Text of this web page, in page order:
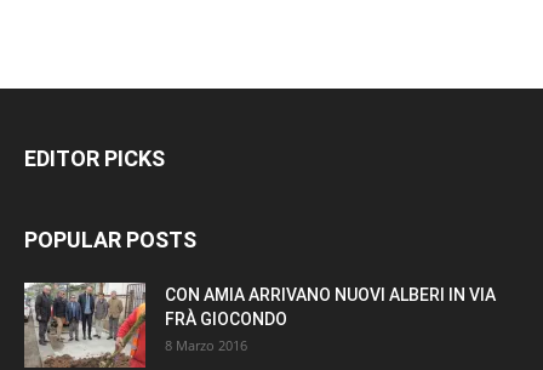
EDITOR PICKS
POPULAR POSTS
CON AMIA ARRIVANO NUOVI ALBERI IN VIA
FRÀ GIOCONDO
8 Marzo 2016